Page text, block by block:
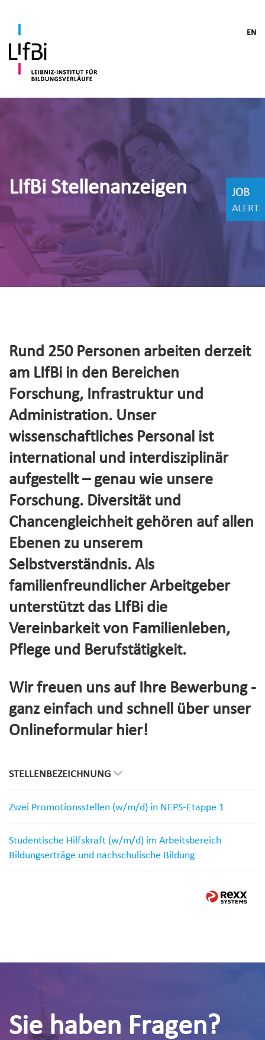
EN
LIfBi Stellenanzeigen
Rund 250 Personen arbeiten derzeit
am LIfBi in den Bereichen
Forschung, Infrastruktur und
Administration. Unser
wissenschaftliches Personal ist
international und interdisziplinär
aufgestellt – genau wie unsere
Forschung. Diversität und
Chancengleichheit gehören auf allen
Ebenen zu unserem
Selbstverständnis. Als
familienfreundlicher Arbeitgeber
unterstützt das LIfBi die
Vereinbarkeit von Familienleben,
Pflege und Berufstätigkeit.
Wir freuen uns auf Ihre Bewerbung -
ganz einfach und schnell über unser
Onlineformular hier!
STELLENBEZEICHNUNG
Zwei Promotionsstellen (w/m/d) in NEPS-Etappe 1
Studentische Hilfskraft (w/m/d) im Arbeitsbereich
Bildungserträge und nachschulische Bildung
JOB
ALERT
Sie haben Fragen?